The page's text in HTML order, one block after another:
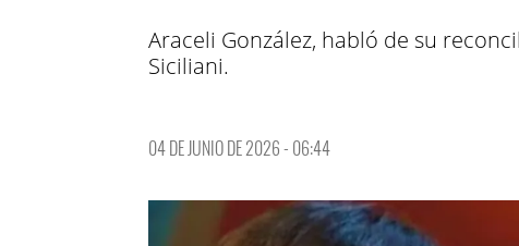
Araceli González, habló de su
Siciliani.
04 DE JUNIO DE 2026 - 06:44